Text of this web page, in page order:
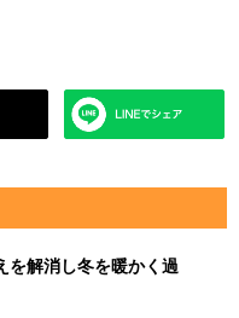
を解消し冬を暖かく過